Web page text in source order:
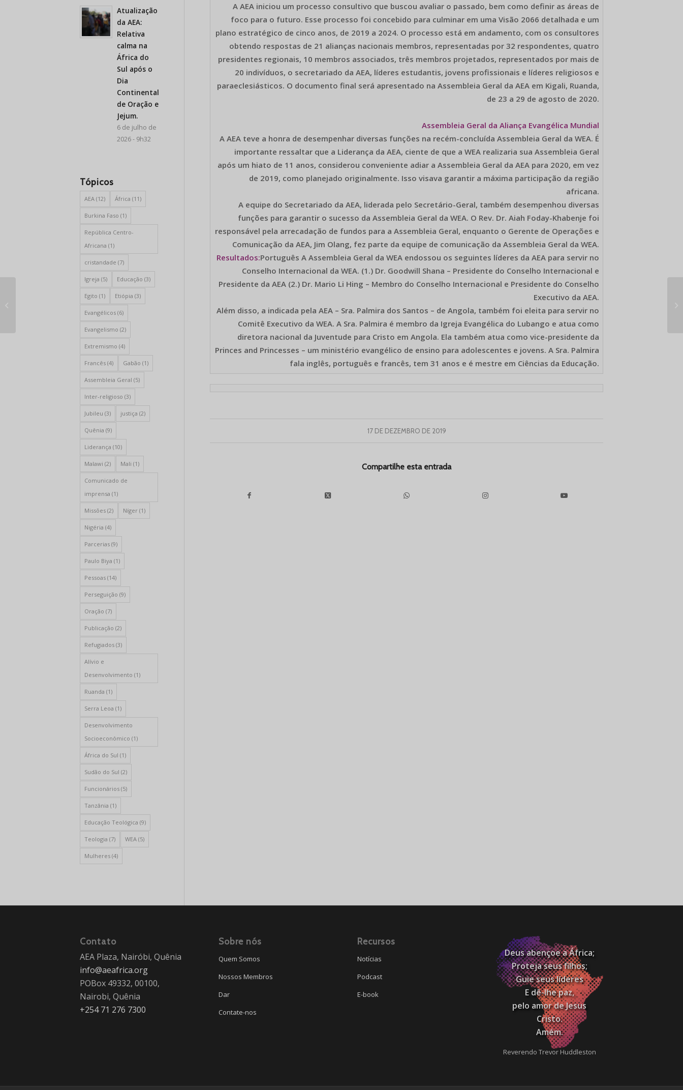
A AEA iniciou um processo consultivo que buscou avaliar o passado, bem como definir as áreas de
foco para o futuro. Esse processo foi concebido para culminar em uma Visão 2066 detalhada e um
plano estratégico de cinco anos, de 2019 a 2024. O processo está em andamento, com os consultores
obtendo respostas de 21 alianças nacionais membros, representadas por 32 respondentes, quatro
presidentes regionais, 10 membros associados, três membros projetados, representados por mais de
20 indivíduos, o secretariado da AEA, líderes estudantis, jovens profissionais e líderes religiosos e
paraeclesiásticos. O documento final será apresentado na Assembleia Geral da AEA em Kigali, Ruanda,
de 23 a 29 de agosto de 2020.
Assembleia Geral da Aliança Evangélica Mundial
A AEA teve a honra de desempenhar diversas funções na recém-concluída Assembleia Geral da WEA. É
importante ressaltar que a Liderança da AEA, ciente de que a WEA realizaria sua Assembleia Geral
após um hiato de 11 anos, considerou conveniente adiar a Assembleia Geral da AEA para 2020, em vez
de 2019, como planejado originalmente. Isso visava garantir a máxima participação da região
africana.
A equipe do Secretariado da AEA, liderada pelo Secretário-Geral, também desempenhou diversas
funções para garantir o sucesso da Assembleia Geral da WEA. O Rev. Dr. Aiah Foday-Khabenje foi
responsável pela arrecadação de fundos para a Assembleia Geral, enquanto o Gerente de Operações e
Comunicação da AEA, Jim Olang, fez parte da equipe de comunicação da Assembleia Geral da WEA.
Resultados:Português A Assembleia Geral da WEA endossou os seguintes líderes da AEA para servir no
Conselho Internacional da WEA. (1.) Dr. Goodwill Shana – Presidente do Conselho Internacional e
Presidente da AEA (2.) Dr. Mario Li Hing – Membro do Conselho Internacional e Presidente do Conselho
Executivo da AEA.
Além disso, a indicada pela AEA – Sra. Palmira dos Santos – de Angola, também foi eleita para servir no
Comitê Executivo da WEA. A Sra. Palmira é membro da Igreja Evangélica do Lubango e atua como
diretora nacional da Juventude para Cristo em Angola. Ela também atua como vice-presidente da
Princes and Princesses – um ministério evangélico de ensino para adolescentes e jovens. A Sra. Palmira
fala inglês, português e francês, tem 31 anos e é mestre em Ciências da Educação.
17 DE DEZEMBRO DE 2019
Compartilhe esta entrada
Atualização
da AEA:
Relativa
calma na
África do
Sul após o
Dia
Continental
de Oração e
Jejum.
6 de julho de
2026 - 9h32
Tópicos
AEA (12) África (11)
Burkina Faso (1)
República Centro-
Africana (1)
cristandade (7)
Igreja (5) Educação (3)
Egito (1) Etiópia (3)
Evangélicos (6)
Evangelismo (2)
Extremismo (4)
Francês (4) Gabão (1)
Assembleia Geral (5)
Inter-religioso (3)
Jubileu (3) justiça (2)
Quênia (9)
Liderança (10)
Malawi (2) Mali (1)
Comunicado de
imprensa (1)
Missões (2) Níger (1)
Nigéria (4)
Parcerias (9)
Paulo Biya (1)
Pessoas (14)
Perseguição (9)
Oração (7)
Publicação (2)
Refugiados (3)
Alívio e
Desenvolvimento (1)
Ruanda (1)
Serra Leoa (1)
Desenvolvimento
Socioeconômico (1)
África do Sul (1)
Sudão do Sul (2)
Funcionários (5)
Tanzânia (1)
Educação Teológica (9)
Teologia (7) WEA (5)
Mulheres (4)
Contato
AEA Plaza, Nairóbi, Quênia
info@aeafrica.org
POBox 49332, 00100,
Nairobi, Quênia
+254 71 276 7300
Sobre nós
Quem Somos
Nossos Membros
Dar
Contate-nos
Recursos
Notícias
Podcast
E-book
Deus abençoe a África;
Proteja seus filhos;
Guie seus líderes
E dê-lhe paz,
pelo amor de Jesus
Cristo.
Amém.
Reverendo Trevor Huddleston
Uma prescrição digital para a
indústria farmacêutica